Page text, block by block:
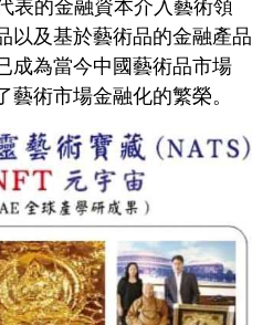
表的金融資本介入藝術領
以及基於藝術品的金融產品
成為當今中國藝術品市場
術市場金融化的繁榮。